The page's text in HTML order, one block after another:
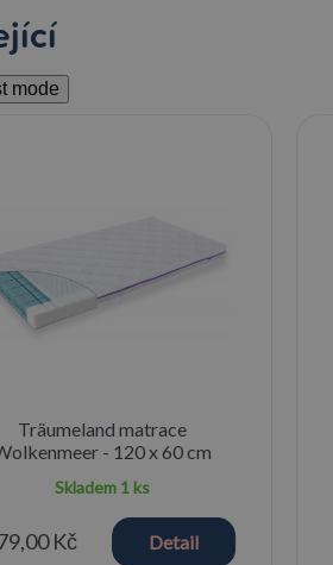
mode
Träumeland matrace
- 120 x 60 cm
Skladem 1 ks
Kč Detail